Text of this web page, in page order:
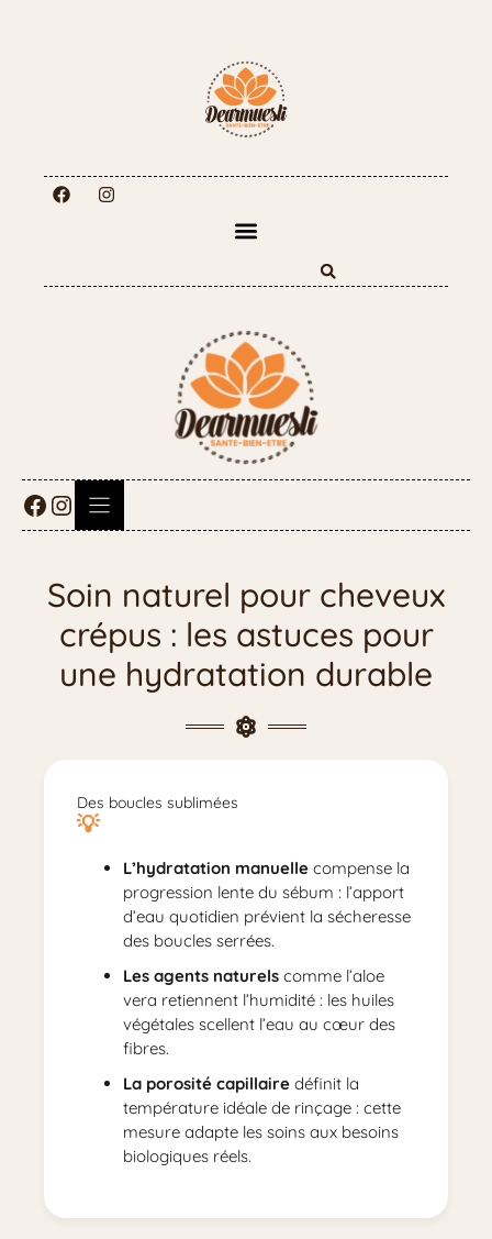
Soin naturel pour cheveux
crépus : les astuces pour
une hydratation durable
Des boucles sublimées
L’hydratation manuelle compense la
progression lente du sébum : l’apport
d’eau quotidien prévient la sécheresse
des boucles serrées.
Les agents naturels comme l’aloe
vera retiennent l’humidité : les huiles
végétales scellent l’eau au cœur des
fibres.
La porosité capillaire définit la
température idéale de rinçage : cette
mesure adapte les soins aux besoins
biologiques réels.